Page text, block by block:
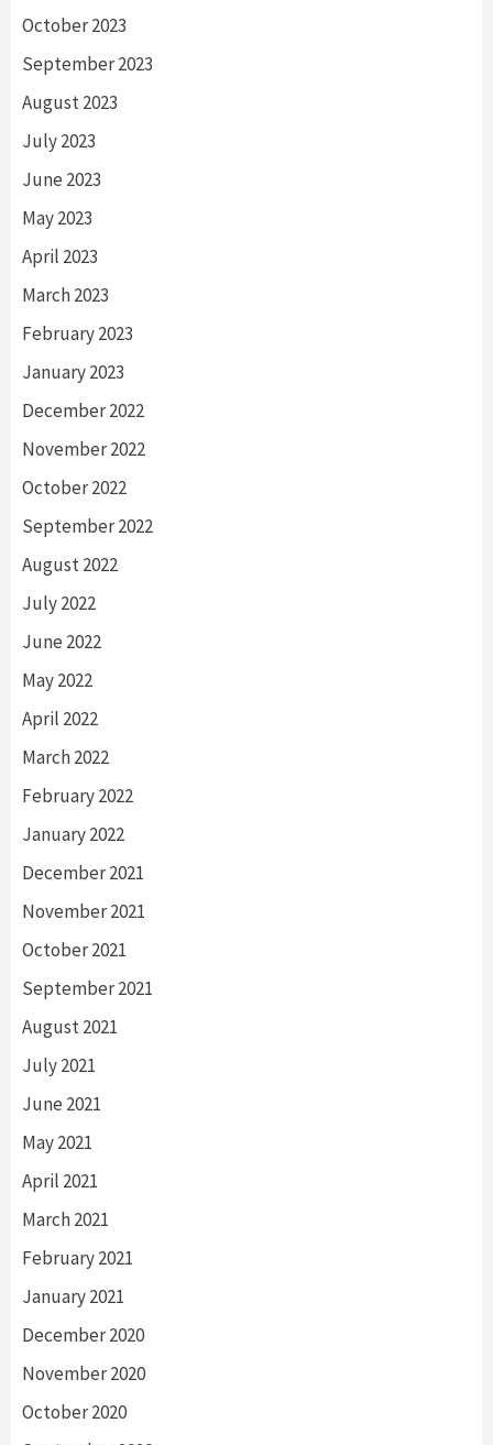
October 2023
September 2023
August 2023
July 2023
June 2023
May 2023
April 2023
March 2023
February 2023
January 2023
December 2022
November 2022
October 2022
September 2022
August 2022
July 2022
June 2022
May 2022
April 2022
March 2022
February 2022
January 2022
December 2021
November 2021
October 2021
September 2021
August 2021
July 2021
June 2021
May 2021
April 2021
March 2021
February 2021
January 2021
December 2020
November 2020
October 2020